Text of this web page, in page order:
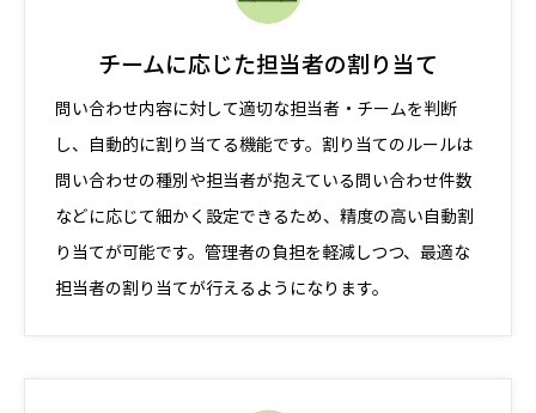
チームに応じた担当者の割り当て
問い合わせ内容に対して適切な担当者・チームを判断
し、自動的に割り当てる機能です。割り当てのルールは
問い合わせの種別や担当者が抱えている問い合わせ件数
などに応じて細かく設定できるため、精度の高い自動割
り当てが可能です。管理者の負担を軽減しつつ、最適な
担当者の割り当てが行えるようになります。